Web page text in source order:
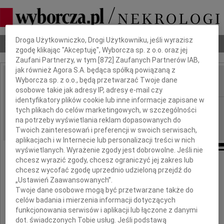
Nekrologi Odeszli Poradnik pogrzebowy
IMIĘ I NAZWISKO:
REGION: Poznań
DATA EMISJI: 21.07.2016
Z głębokim smutkiem informujemy,
że 16 lipca 2016 roku zmarł
Dbamy o Twoją prywatność
Droga Użytkowniczko, Drogi Użytkowniku, jeśli wyrazisz
zgodę klikając "Akceptuję", Wyborcza sp. z o.o. oraz jej
Zaufani Partnerzy, w tym [872] Zaufanych Partnerów IAB,
jak również Agora S.A. będąca spółką powiązaną z
Wyborcza sp. z o.o., będą przetwarzać Twoje dane
osobowe takie jak adresy IP, adresy e-mail czy
identyfikatory plików cookie lub inne informacje zapisane w
tych plikach do celów marketingowych, w szczególności
na potrzeby wyświetlania reklam dopasowanych do
Twoich zainteresowań i preferencji w swoich serwisach,
aplikacjach i w Internecie lub personalizacji treści w nich
wyświetlanych. Wyrażenie zgody jest dobrowolne. Jeśli nie
chcesz wyrazić zgody, chcesz ograniczyć jej zakres lub
chcesz wycofać zgodę uprzednio udzieloną przejdź do
„Ustawień Zaawansowanych”.
Twoje dane osobowe mogą być przetwarzane także do
celów badania i mierzenia informacji dotyczących
funkcjonowania serwisów i aplikacji lub łączone z danymi
dot. świadczonych Tobie usług. Jeśli podstawą